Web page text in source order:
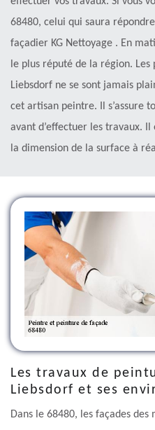
68480, celui qui saura
façadier KG Nettoyage . En
le plus réputé de la région.
Liebsdorf ne se sont jamais
cet artisan peintre. Il s’assure
avant d’effectuer les travaux.
la dimension de la surface à
Les travaux de
Liebsdorf et ses
Dans le 68480, les façades des